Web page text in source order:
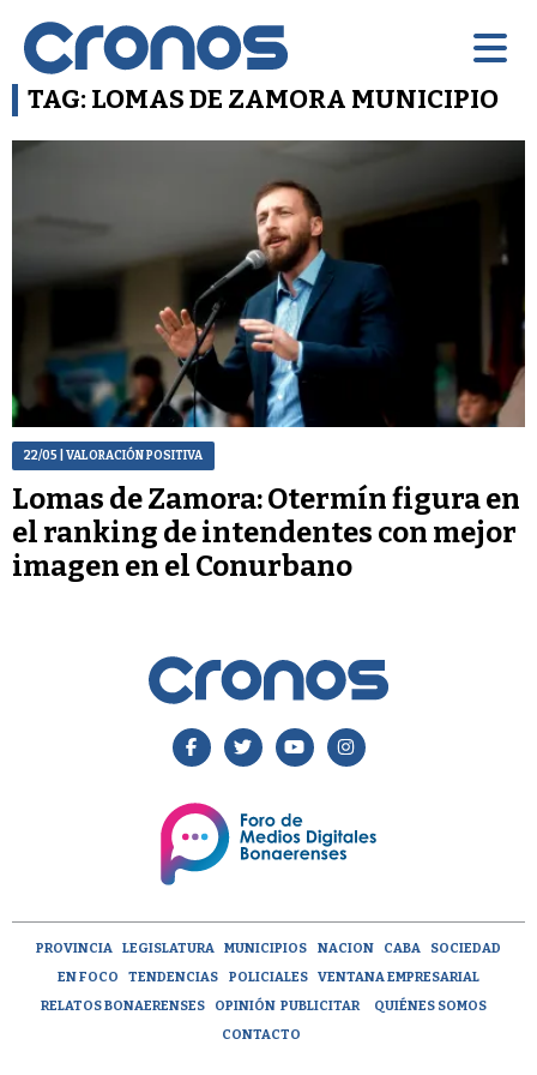
TAG: LOMAS DE ZAMORA MUNICIPIO
22/05 | VALORACIÓN POSITIVA
Lomas de Zamora: Otermín figura en
el ranking de intendentes con mejor
imagen en el Conurbano
PROVINCIA LEGISLATURA MUNICIPIOS NACION CABA
SOCIEDAD
EN FOCO
TENDENCIAS POLICIALES
VENTANA EMPRESARIAL
RELATOS BONAERENSES
OPINIÓN PUBLICITAR
QUIÉNES SOMOS
CONTACTO